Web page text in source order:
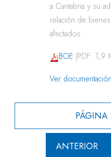
a Cantabria y su
relación de
afectados.
BOE (PDF: 1,9
Ver documentación
PÁGINA
ANTERIOR